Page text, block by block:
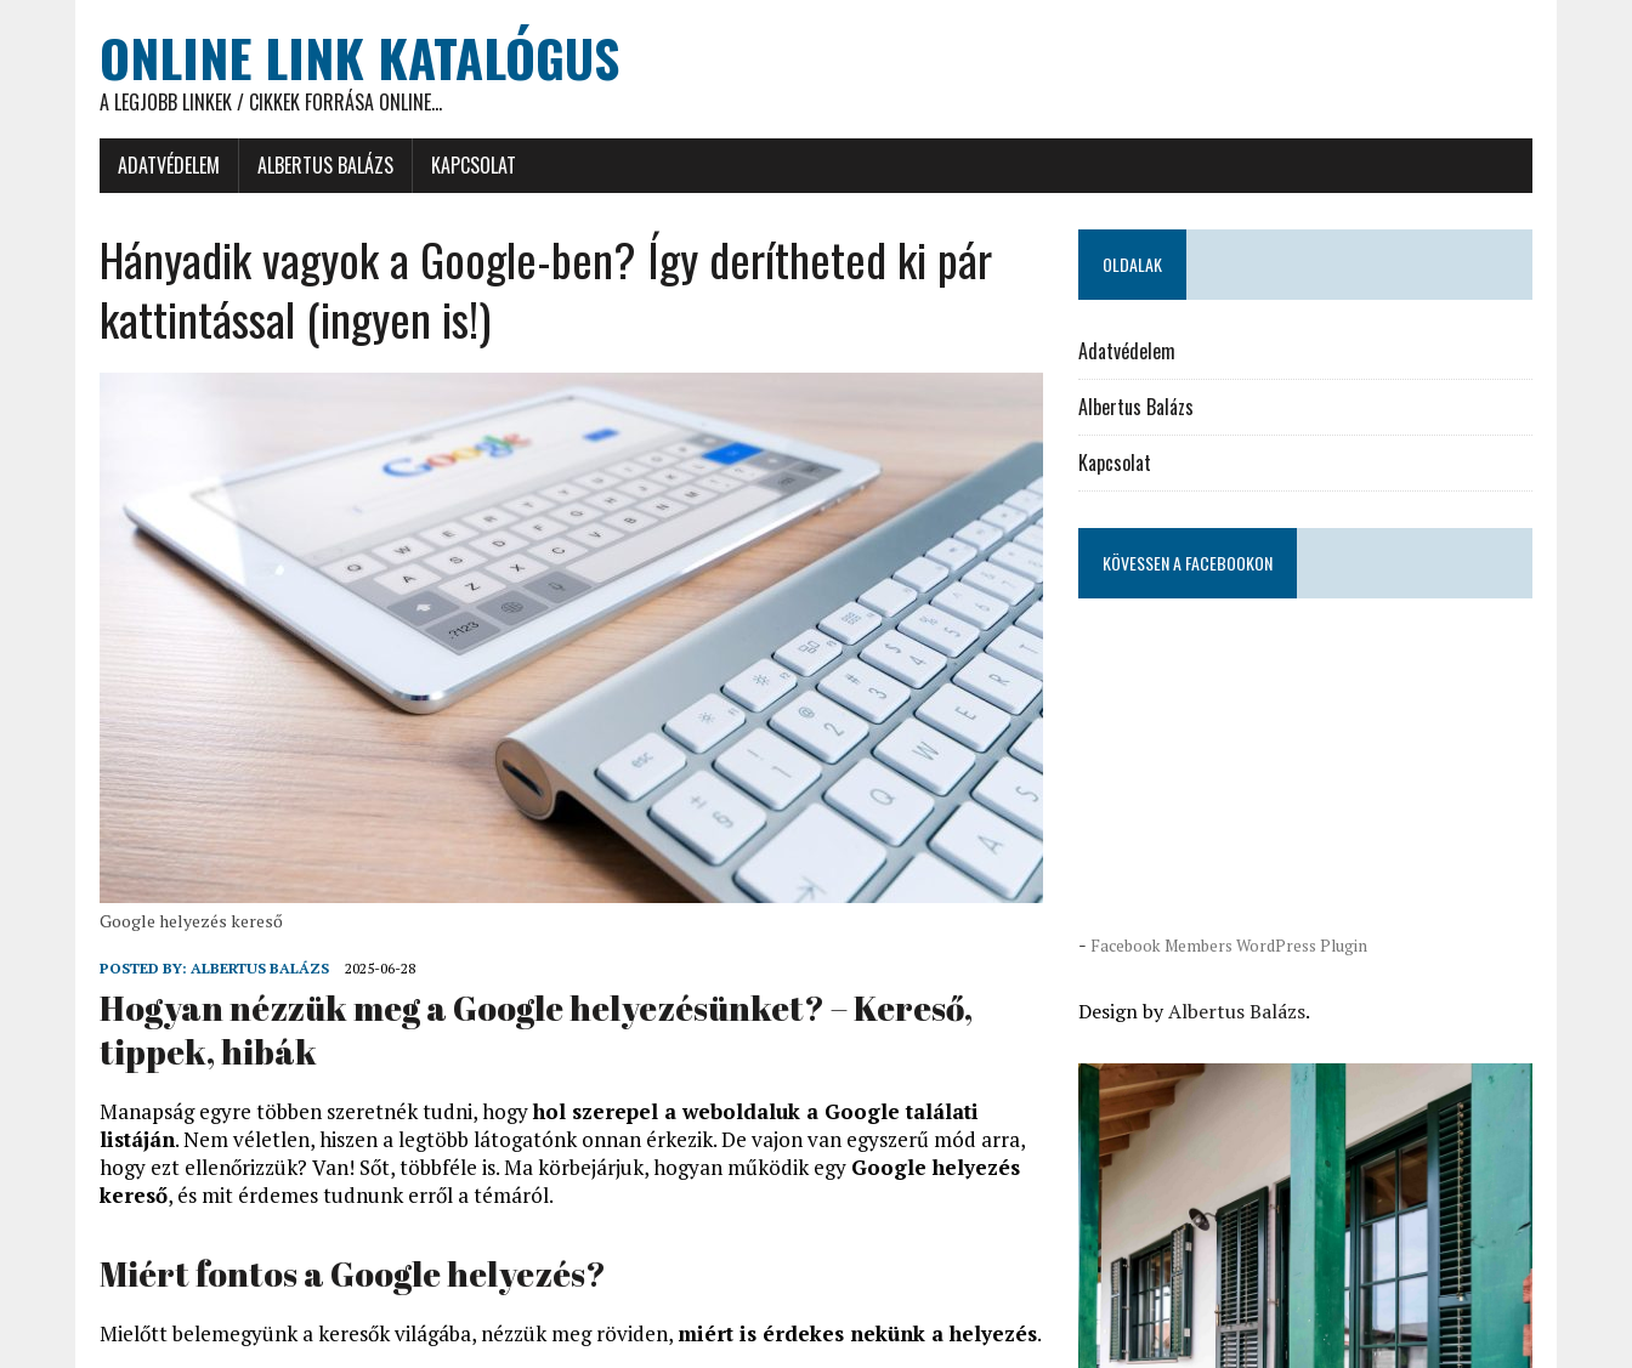
ONLINE LINK KATALÓGUS
A LEGJOBB LINKEK / CIKKEK FORRÁSA ONLINE...
ADATVÉDELEM ALBERTUS BALÁZS KAPCSOLAT
Hányadik vagyok a Google-ben? Így derítheted ki pár
kattintással (ingyen is!)
Google helyezés kereső
POSTED BY: ALBERTUS BALÁZS 2025-06-28
Hogyan nézzük meg a Google helyezésünket? – Kereső,
tippek, hibák
Manapság egyre többen szeretnék tudni, hogyhol szerepel a weboldaluk a Google találati
listáján. Nem véletlen, hiszen a legtöbb látogatónk onnan érkezik. De vajon van egyszerű mód arra,
hogy ezt ellenőrizzük? Van! Sőt, többféle is. Ma körbejárjuk, hogyan működik egy Google helyezés
kereső, és mit érdemes tudnunk erről a témáról.
Miért fontos a Google helyezés?
Mielőtt belemegyünk a keresők világába, nézzük meg röviden, miért is érdekes nekünk a helyezés.
OLDALAK
Adatvédelem
Albertus Balázs
Kapcsolat
KÖVESSEN A FACEBOOKON
- Facebook Members WordPress Plugin
Design byAlbertus Balázs.